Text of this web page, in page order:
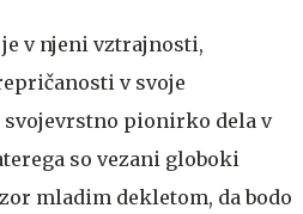
v njeni vztrajnosti,
v svoje
pionirko dela v
so vezani globoki
mladim dekletom, da bodo